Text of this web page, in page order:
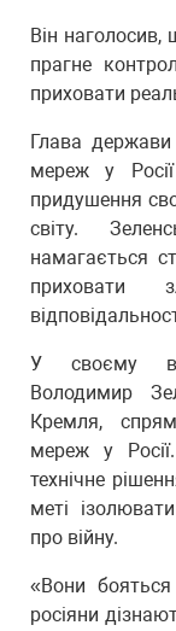
Він
прагне
приховати
Глава
мереж у
придушення
світу.
намагається
приховати
У своєму
Володимир
Кремля,
мереж у
технічне
меті
про війну.
«Вони
росіяни